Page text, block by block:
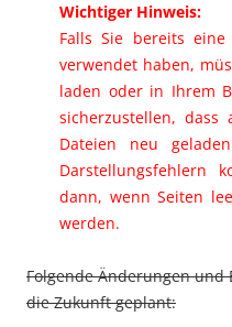
Wichtiger Hinweis:
Falls Sie bereits
verwendet haben,
laden oder in Ihrem
sicherzustellen, dass
Dateien neu
Darstellungsfehlern
dann, wenn Seiten
werden.
Folgende Änderungen
die Zukunft geplant: